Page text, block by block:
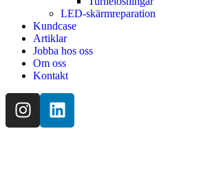
LED-skärmreparation
Kundcase
Artiklar
Jobba hos oss
Om oss
Kontakt